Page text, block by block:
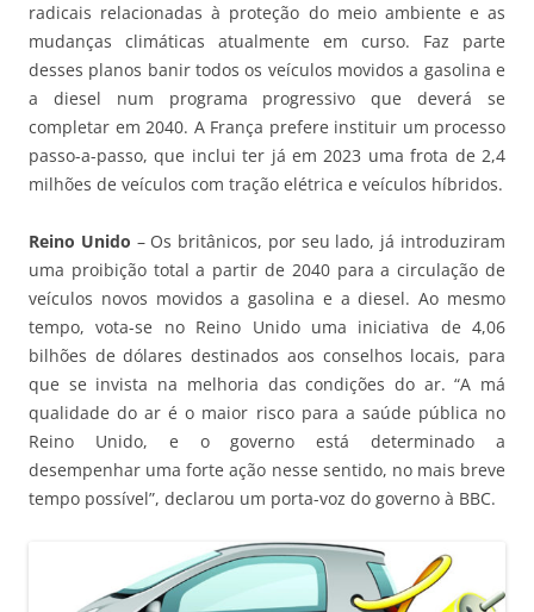
radicais relacionadas à proteção do meio ambiente e as
mudanças climáticas atualmente em curso. Faz parte
desses planos banir todos os veículos movidos a gasolina e
a diesel num programa progressivo que deverá se
completar em 2040. A França prefere instituir um processo
passo-a-passo, que inclui ter já em 2023 uma frota de 2,4
milhões de veículos com tração elétrica e veículos híbridos.
Reino Unido – Os britânicos, por seu lado, já introduziram
uma proibição total a partir de 2040 para a circulação de
veículos novos movidos a gasolina e a diesel. Ao mesmo
tempo, vota-se no Reino Unido uma iniciativa de 4,06
bilhões de dólares destinados aos conselhos locais, para
que se invista na melhoria das condições do ar. “A má
qualidade do ar é o maior risco para a saúde pública no
Reino Unido, e o governo está determinado a
desempenhar uma forte ação nesse sentido, no mais breve
tempo possível”, declarou um porta-voz do governo à BBC.